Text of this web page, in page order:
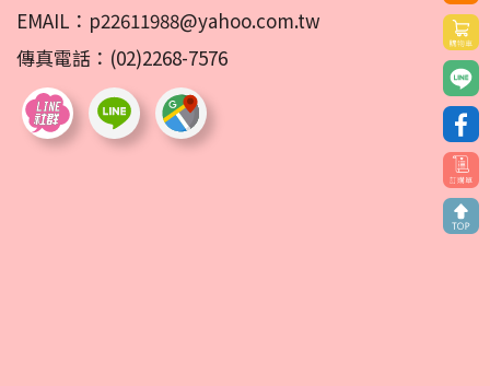
EMAIL： p22611988@yahoo.com.tw
傳真電話：(02)2268-7576